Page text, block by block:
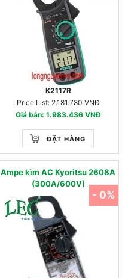
K2117R
Price List: 2.181.780 VNĐ
Giá bán: 1.983.436 VNĐ
ĐẶT HÀNG
Ampe kìm AC Kyoritsu 2608A
(300A/600V)
- 0%